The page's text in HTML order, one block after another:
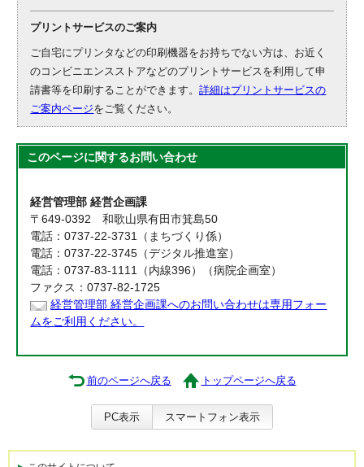
プリントサービスのご案内
ご自宅にプリンタなどの印刷機器をお持ちでない方は、お近く
のコンビニエンスストアなどのプリントサービスを利用して申
請書等を印刷することができます。詳細はプリントサービスの
ご案内ページをご覧ください。
このページに関するお問い合わせ
経営管理部 経営企画課
〒649-0392 和歌山県有田市箕島50
電話：0737-22-3731（まちづくり係）
電話：0737-22-3745（デジタル推進室）
電話：0737-83-1111（内線396）（病院企画室）
ファクス：0737-82-1725
経営管理部 経営企画課へのお問い合わせは専用フォー
ムをご利用ください。
前のページへ戻る トップページへ戻る
PC表示 スマートフォン表示